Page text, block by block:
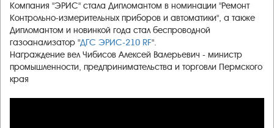
Компания "ЭРИС" стала Дипломантом в номинации "Ремонт
Контрольно-измерительных приборов и автоматики", а также
Дипломантом и новинкой года стал беспроводной
газоанализатор "ДГС ЭРИС-210 RF".
Награждение вел Чибисов Алексей Валерьевич - министр
промышленности, предпринимательства и торговли Пермского
края